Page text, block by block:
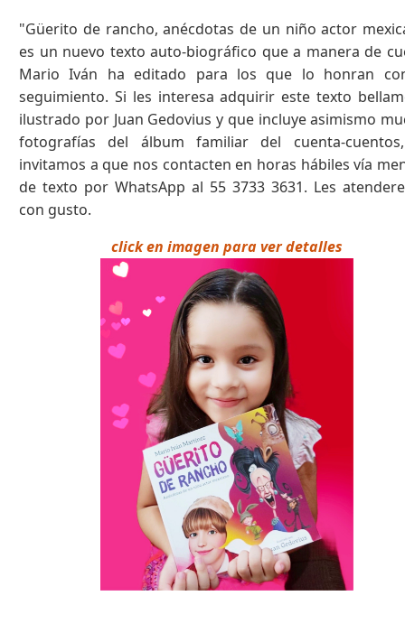
"Güerito de rancho, anécdotas de un niño actor
es un nuevo texto auto-biográfico que a manera de
Mario Iván ha editado para los que lo honran
seguimiento. Si les interesa adquirir este texto
ilustrado por Juan Gedovius y que incluye asimismo
fotografías del álbum familiar del cuenta-
invitamos a que nos contacten en horas hábiles vía
de texto por WhatsApp al 55 3733 3631. Les
con gusto.
click en imagen para ver detalles